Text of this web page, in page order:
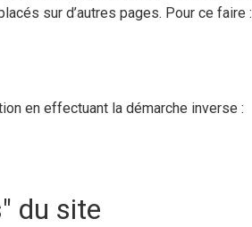
sur d’autres pages. Pour ce faire :
en effectuant la démarche inverse :
du site